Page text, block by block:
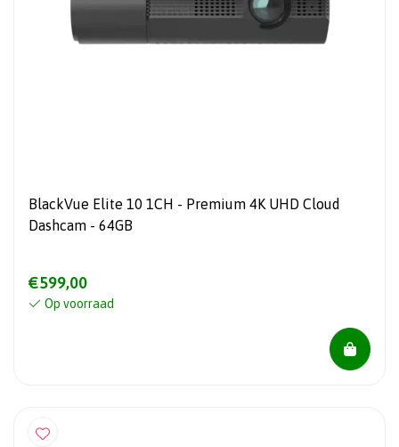
BlackVue Elite 10 1CH - Premium 4K UHD Cloud
Dashcam - 64GB
€599,00
Op voorraad